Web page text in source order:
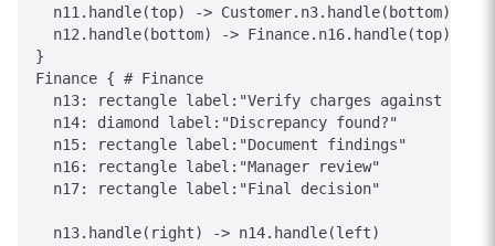
n11.handle(top) -> Customer.n3.handle(bottom)
n12.handle(bottom) -> Finance.n16.handle(top)
}
Finance { # Finance
n13: rectangle label:"Verify charges against
  n14: diamond label:"Discrepancy found?"
  n15: rectangle label:"Document findings"
  n16: rectangle label:"Manager review"
  n17: rectangle label:"Final decision"
  n13.handle(right) -> n14.handle(left)